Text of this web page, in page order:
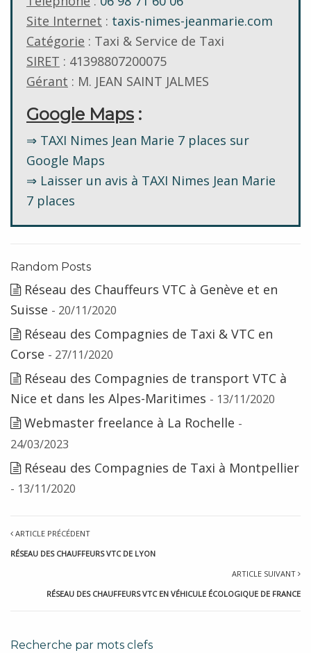
Site Internet : taxis-nimes-jeanmarie.com
Catégorie : Taxi & Service de Taxi
SIRET : 41398807200075
Gérant : M. JEAN SAINT JALMES
Google Maps :
⇒ TAXI Nimes Jean Marie 7 places sur
Google Maps
⇒ Laisser un avis à TAXI Nimes Jean Marie
7 places
Random Posts
Réseau des Chauffeurs VTC à Genève et en
Suisse - 20/11/2020
Réseau des Compagnies de Taxi & VTC en
Corse - 27/11/2020
Réseau des Compagnies de transport VTC à
Nice et dans les Alpes-Maritimes - 13/11/2020
Webmaster freelance à La Rochelle -
24/03/2023
Réseau des Compagnies de Taxi à Montpellier
- 13/11/2020
ARTICLE PRÉCÉDENT
RÉSEAU DES CHAUFFEURS VTC DE LYON
ARTICLE SUIVANT
RÉSEAU DES CHAUFFEURS VTC EN VÉHICULE ÉCOLOGIQUE DE FRANCE
Recherche par mots clefs